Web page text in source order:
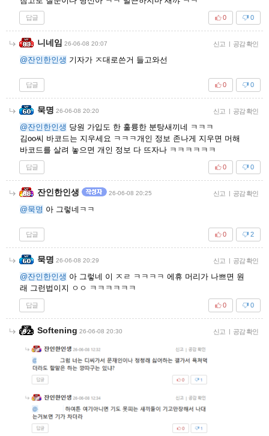
답글 0
0
니네임 26-06-08 20:07 신고 | 공감 확인
@잔인한인생 기자가 ㅈ대로쓴거 들고와선
답글 0
0
묵명 26-06-08 20:20 신고 | 공감 확인
@잔인한인생 당원 가입도 한 훌륭한 분탕새끼네 ㅋㅋㅋ
김oo씨 바코드는 지우세요 ㅋㅋㅋ개인 정보 존나게 지우면 머해
바코드를 살려 놓으면 개인 정보 다 뜨자나 ㅋㅋㅋㅋㅋㅋ
답글 0
0
잔인한인생 26-06-08 20:25 신고 | 공감 확인
@묵명 아 그렇네ㅋㅋ
답글 2
0
묵명 26-06-08 20:29 신고 | 공감 확인
@잔인한인생 아 그렇네 이 ㅈㄹ ㅋㅋㅋㅋ 에휴 머리가 나쁘면 원
래 그런법이지 ㅇㅇ ㅋㅋㅋㅋㅋㅋ
답글 0
0
Softening 26-06-08 20:30 신고 | 공감 확인